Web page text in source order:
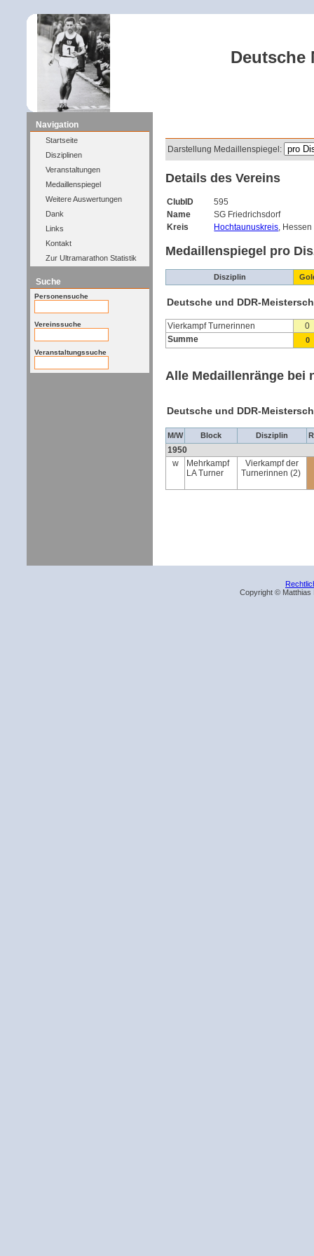
Deutsche
Navigation
Startseite
Disziplinen
Veranstaltungen
Medaillenspiegel
Weitere Auswertungen
Dank
Links
Kontakt
Zur Ultramarathon Statistik
Suche
Personensuche
Vereinssuche
Veranstaltungssuche
Darstellung Medaillenspiegel:
Details des Vereins
ClubID
595
Name
SG Friedrichsdorf
Kreis
Hochtaunuskreis, Hessen
Medaillenspiegel pro
Disziplin
Deutsche und DDR-
Vierkampf Turnerinnen
0
Summe
0
Alle Medaillenränge bei
Deutsche und DDR-
M/W Block Disziplin
1950
w
Mehrkampf
LA Turner
Vierkampf der
Turnerinnen (2)
Copyright © Matthias